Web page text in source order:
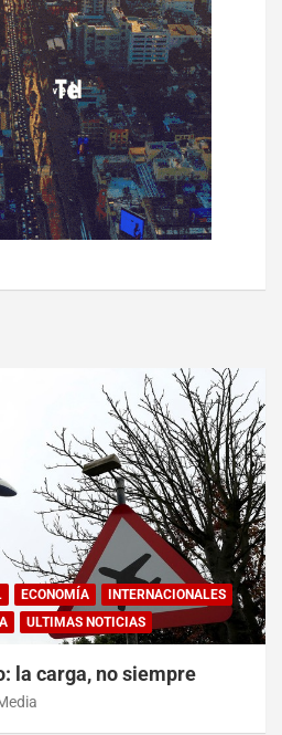
ECONOMÍA
INTERNACIONALES
ULTIMAS NOTICIAS
la carga, no siempre